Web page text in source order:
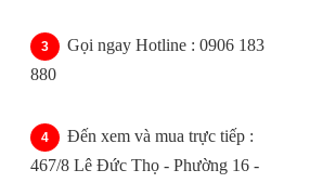
Gọi ngay Hotline : 0906 183
880
Đến xem và mua trực tiếp :
467/8 Lê Đức Thọ - Phường 16 -